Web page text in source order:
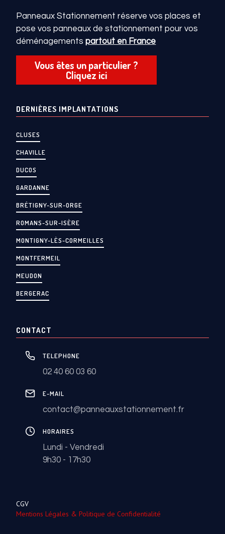
Panneaux Stationnement réserve vos places et
pose vos panneaux de stationnement pour vos
déménagementspartout en France
Vous êtes un particulier ?
Cliquez ici
DERNIÈRES IMPLANTATIONS
CLUSES
CHAVILLE
DUCOS
GARDANNE
BRÉTIGNY-SUR-ORGE
ROMANS-SUR-ISÈRE
MONTIGNY-LÈS-CORMEILLES
MONTFERMEIL
MEUDON
BERGERAC
CONTACT
TELEPHONE
02 40 60 03 60
E-MAIL
contact@panneauxstationnement.fr
HORAIRES
Lundi - Vendredi
9h30 - 17h30
CGV
Mentions Légales & Politique de Confidentialité